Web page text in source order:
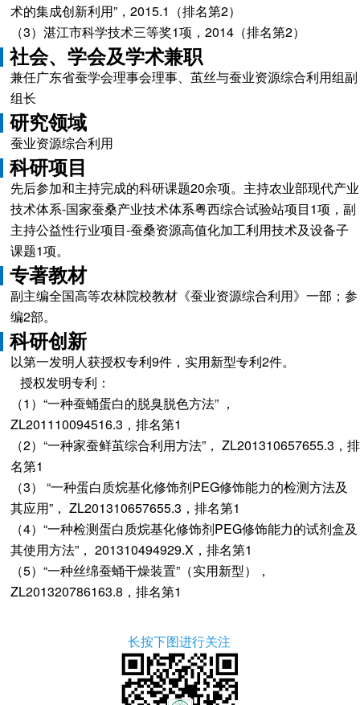
术的集成创新利用”，2015.1（排名第2）
（3）湛江市科学技术三等奖1项，2014（排名第2）
社会、学会及学术兼职
兼任广东省蚕学会理事会理事、茧丝与蚕业资源综合利用组副
组长
研究领域
蚕业资源综合利用
科研项目
先后参加和主持完成的科研课题20余项。主持农业部现代产业
技术体系-国家蚕桑产业技术体系粤西综合试验站项目1项，副
主持公益性行业项目-蚕桑资源高值化加工利用技术及设备子
课题1项。
专著教材
副主编全国高等农林院校教材《蚕业资源综合利用》一部；参
编2部。
科研创新
以第一发明人获授权专利9件，实用新型专利2件。
授权发明专利：
（1）“一种蚕蛹蛋白的脱臭脱色方法” ，
ZL201110094516.3，排名第1
（2）“一种家蚕鲜茧综合利用方法”， ZL201310657655.3，排
名第1
（3） “一种蛋白质烷基化修饰剂PEG修饰能力的检测方法及
其应用”， ZL201310657655.3，排名第1
（4）“一种检测蛋白质烷基化修饰剂PEG修饰能力的试剂盒及
其使用方法”， 201310494929.X，排名第1
（5）“一种丝绵蚕蛹干燥装置”（实用新型），
ZL201320786163.8，排名第1
长按下图进行关注